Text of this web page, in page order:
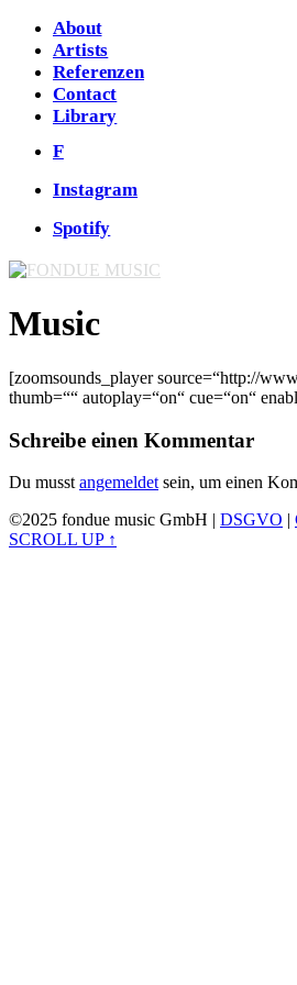
About
Artists
Referenzen
Contact
Library
F
Instagram
Spotify
Music
[zoomsounds_player source=“http://
thumb=““ autoplay=“on“ cue=“on“
Schreibe einen Kommentar
Du musst angemeldet sein, um einen
©2025 fondue music GmbH | DSGVO |
SCROLL UP ↑